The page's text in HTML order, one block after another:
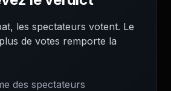
les spectateurs votent. Le
de votes remporte la
des spectateurs